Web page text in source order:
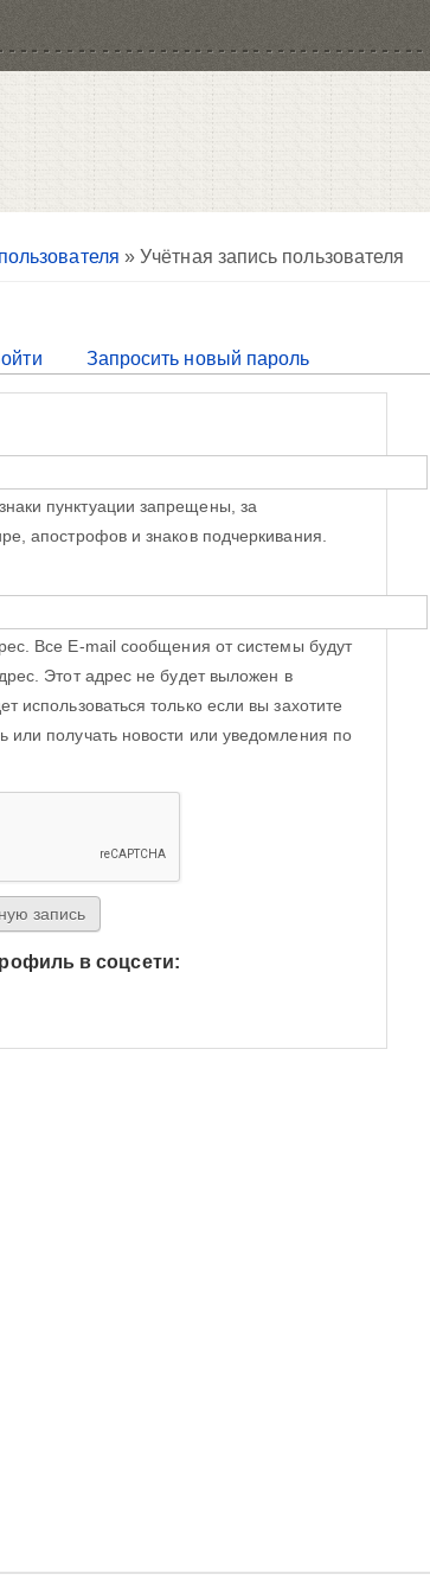
» Учётная запись пользователя
вкладка)Запросить новый пароль
пунктуации запрещены, за
апострофов и знаков подчеркивания.
Все E-mail сообщения от системы будут
Этот адрес не будет выложен в
использоваться только если вы захотите
или получать новости или уведомления по
в соцсети: